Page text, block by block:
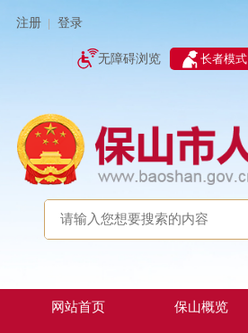
注册 登录
无障碍浏览 长者模式
网站首页 保山概览